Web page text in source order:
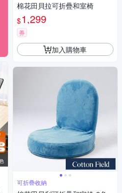
棉花田貝拉可折疊和室椅
$1,299
券
加入購物車
可折疊收納